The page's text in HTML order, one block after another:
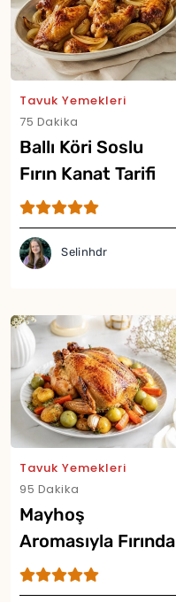
Tavuk Yemekleri
75 Dakika
Ballı Köri Soslu
Fırın Kanat Tarifi
Selinhdr
Tavuk Yemekleri
95 Dakika
Mayhoş
Aromasıyla Fırında
Erikli Tavuk Tarifi